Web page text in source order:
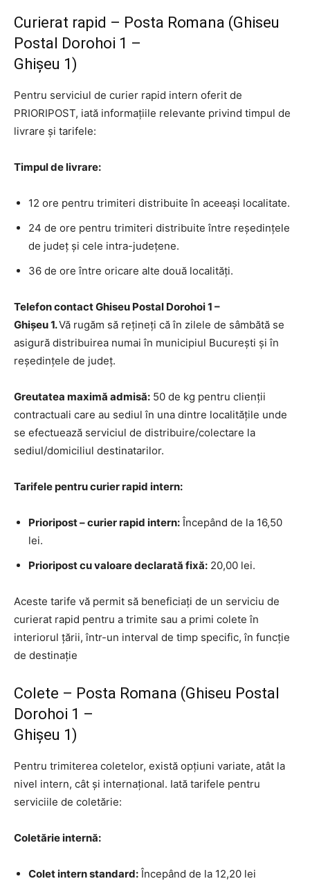
Curierat rapid – Posta Romana (Ghiseu
Postal Dorohoi 1 –
Ghişeu 1)
Pentru serviciul de curier rapid intern oferit de
PRIORIPOST, iată informațiile relevante privind timpul de
livrare și tarifele:
Timpul de livrare:
12 ore pentru trimiteri distribuite în aceeași localitate.
24 de ore pentru trimiteri distribuite între reședințele
de județ și cele intra-județene.
36 de ore între oricare alte două localități.
Telefon contact Ghiseu Postal Dorohoi 1 –
Ghişeu 1.Vă rugăm să rețineți că în zilele de sâmbătă se
asigură distribuirea numai în municipiul București și în
reședințele de județ.
Greutatea maximă admisă: 50 de kg pentru clienții
contractuali care au sediul în una dintre localitățile unde
se efectuează serviciul de distribuire/colectare la
sediul/domiciliul destinatarilor.
Tarifele pentru curier rapid intern:
Prioripost – curier rapid intern: Începând de la 16,50
lei.
Prioripost cu valoare declarată fixă: 20,00 lei.
Aceste tarife vă permit să beneficiați de un serviciu de
curierat rapid pentru a trimite sau a primi colete în
interiorul țării, într-un interval de timp specific, în funcție
de destinație
Colete – Posta Romana (Ghiseu Postal
Dorohoi 1 –
Ghişeu 1)
Pentru trimiterea coletelor, există opțiuni variate, atât la
nivel intern, cât și internațional. Iată tarifele pentru
serviciile de coletărie:
Coletărie internă:
Colet intern standard: Începând de la 12,20 lei